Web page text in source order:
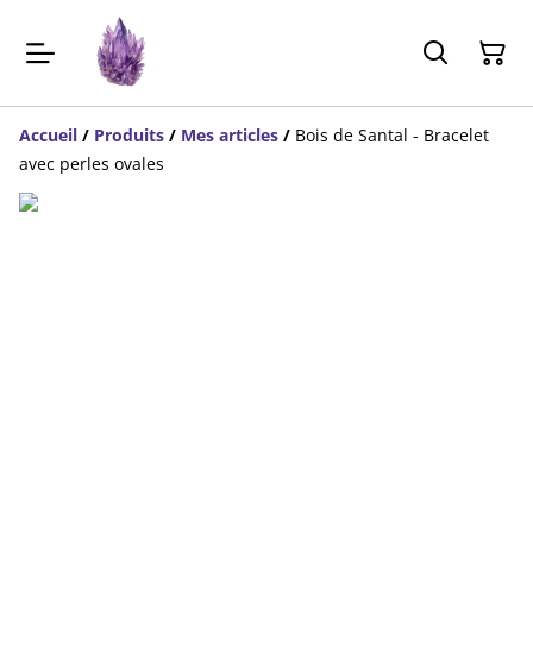
Accueil / Produits / Mes articles / Bois de Santal - Bracelet
avec perles ovales